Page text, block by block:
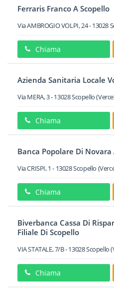
Ferraris Franco A Scopello
Via AMBROGIO VOLPI, 24-13028
Chiama
Azienda Sanitaria Locale
Via MERA, 3-13028Scopello
Chiama
Banca Popolare Di Novara
Via CRISPI, 1 - 13028Scopello
Chiama
Biverbanca Cassa Di
Filiale Di Scopello
VIA STATALE, 7/B-13028Scopello
Chiama